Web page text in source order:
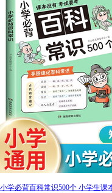
小学必背百科常识500个 小学生课